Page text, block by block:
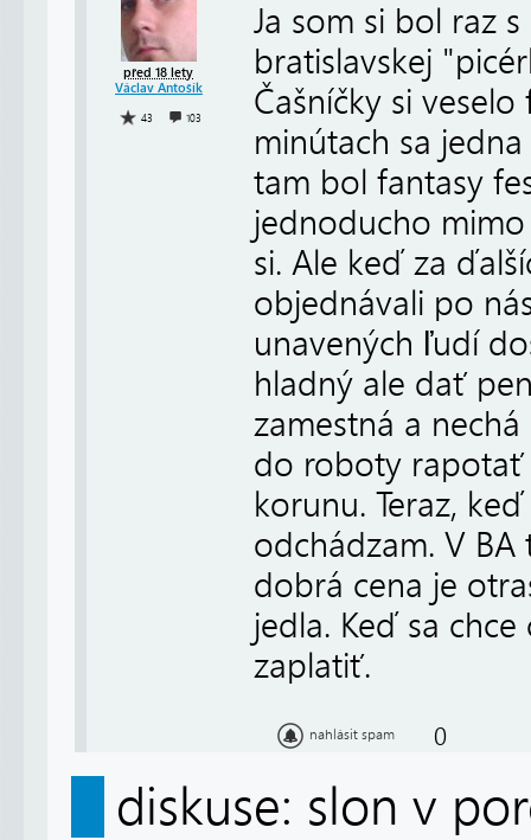
před 18 lety
Václav Antošík
43 103
Ja som si bol raz
bratislavskej
Čašníčky si
minútach sa
tam bol fantasy
jednoducho
si. Ale keď za
objednávali po
unavených ľudí
hladný ale dať
zamestná a
do roboty rapotať
korunu. Teraz,
odchádzam. V
dobrá cena je
jedla. Keď sa
zaplatiť.
nahlásit spam 0
diskuse: slon v